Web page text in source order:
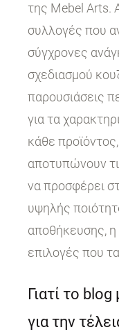
της Mebel Arts.
συλλογές που
σύγχρονες
σχεδιασμού
παρουσιάσεις
για τα
κάθε
αποτυπώνουν
να προσφέρει
υψηλής
αποθήκευσης,
επιλογές που
Γιατί το
για την